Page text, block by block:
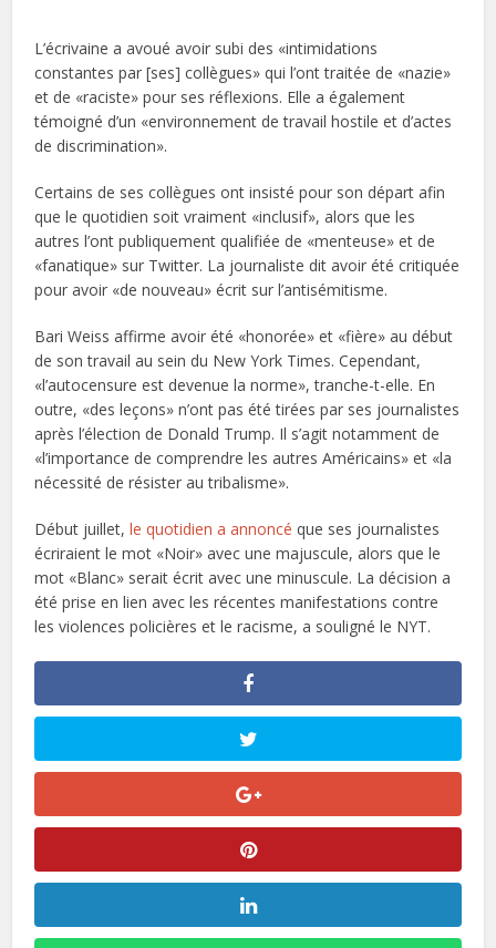
L’écrivaine a avoué avoir subi des «intimidations
constantes par [ses] collègues» qui l’ont traitée de «nazie»
et de «raciste» pour ses réflexions. Elle a également
témoigné d’un «environnement de travail hostile et d’actes
de discrimination».
Certains de ses collègues ont insisté pour son départ afin
que le quotidien soit vraiment «inclusif», alors que les
autres l’ont publiquement qualifiée de «menteuse» et de
«fanatique» sur Twitter. La journaliste dit avoir été critiquée
pour avoir «de nouveau» écrit sur l’antisémitisme.
Bari Weiss affirme avoir été «honorée» et «fière» au début
de son travail au sein du New York Times. Cependant,
«l’autocensure est devenue la norme», tranche-t-elle. En
outre, «des leçons» n’ont pas été tirées par ses journalistes
après l’élection de Donald Trump. Il s’agit notamment de
«l’importance de comprendre les autres Américains» et «la
nécessité de résister au tribalisme».
Début juillet,le quotidien a annoncé que ses journalistes
écriraient le mot «Noir» avec une majuscule, alors que le
mot «Blanc» serait écrit avec une minuscule. La décision a
été prise en lien avec les récentes manifestations contre
les violences policières et le racisme, a souligné le NYT.